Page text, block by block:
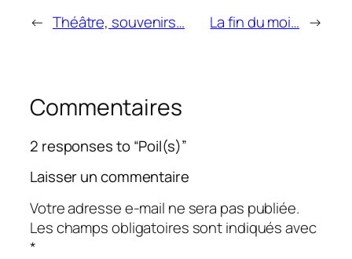
← Théâtre, souvenirs… La fin du moi… →
Commentaires
2 responses to “Poil(s)”
Laisser un commentaire
Votre adresse e-mail ne sera pas publiée.
Les champs obligatoires sont indiqués avec
*